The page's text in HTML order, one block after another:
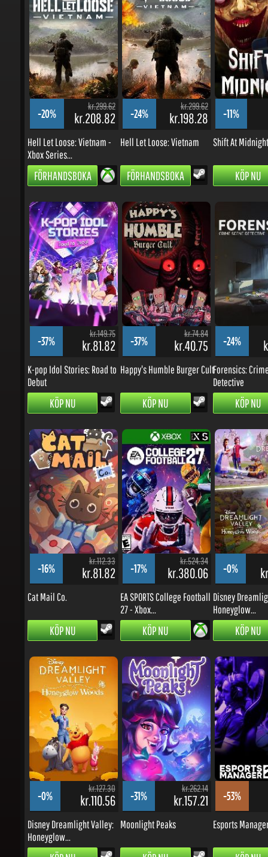
-20%
kr.299.62
kr.208.82
Hell Let Loose: Vietnam -
Xbox Series...
FÖRHANDSBOKA
-24%
kr.299.62
kr.198.28
Hell Let Loose: Vietnam
FÖRHANDSBOKA
-11%
Shift At Midnight
KÖP NU
-37%
kr.149.75
kr.81.82
K-pop Idol Stories: Road to
Debut
-37%
kr.74.84
kr.40.75
Happy's Humble Burger Cult
-24%
Forensics: Crime
Detective
KÖP NU
-16%
kr.112.33
kr.81.82
Cat Mail Co.
-17%
kr.524.34
kr.380.06
EA SPORTS College Football
KÖP NU
-0%
Disney
KÖP NU
-0%
kr.127.30
kr.110.56
Disney Dreamlight Valley:
Honeyglow...
KÖP NU
-31%
kr.262.14
kr.157.21
Moonlight Peaks
KÖP NU
-53%
Esports Manager
KÖP NU